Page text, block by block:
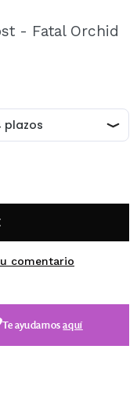
podrás realizar
de tus
- Fatal Orchid
comentario
Te ayudamosaquí